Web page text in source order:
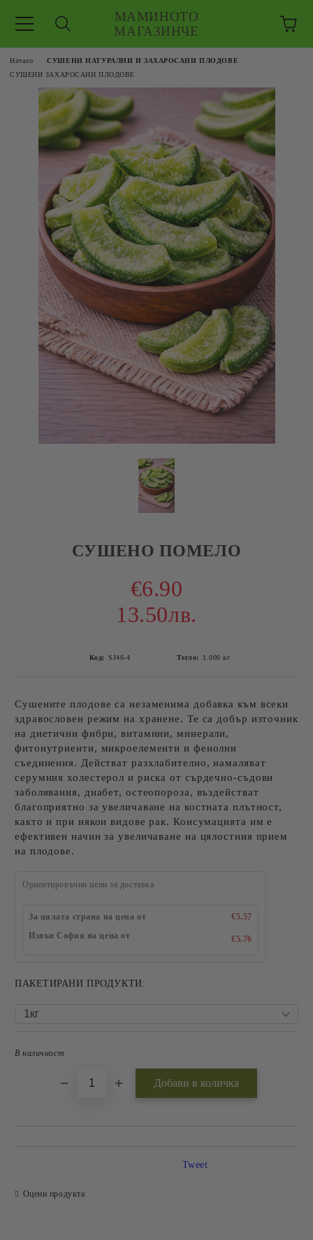
МАМИНОТО
МАГАЗИНЧЕ
Начало
СУШЕНИ НАТУРАЛНИ И ЗАХАРОСАНИ ПЛОДОВЕ
СУШЕНИ ЗАХАРОСАНИ ПЛОДОВЕ
СУШЕНО ПОМЕЛО
€6.90
13.50лв.
Код: SJ46-4 Тегло: 1.000 кг
Сушените плодове са незаменима добавка към всеки
здравословен режим на хранене. Те са добър източник
на диетични фибри, витамини, минерали,
фитонутриенти, микроелементи и фенолни
съединения. Действат разхлабително, намаляват
серумния холестерол и риска от сърдечно-съдови
заболявания, диабет, остеопороза, въздействат
благоприятно за увеличаване на костната плътност,
както и при някои видове рак. Консумацията им е
ефективен начин за увеличаване на цялостния прием
на плодове.
Ориентировъчни цени за доставка
За цялата страна на цена от
€5.57
Извън София на цена от
€5.76
ПАКЕТИРАНИ ПРОДУКТИ:
В наличност
Оцени продукта
Tweet